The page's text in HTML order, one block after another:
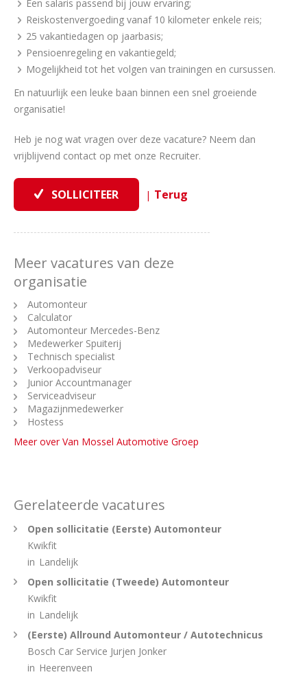
Een salaris passend bij jouw ervaring;
Reiskostenvergoeding vanaf 10 kilometer enkele reis;
25 vakantiedagen op jaarbasis;
Pensioenregeling en vakantiegeld;
Mogelijkheid tot het volgen van trainingen en cursussen.
En natuurlijk een leuke baan binnen een snel groeiende
organisatie!
Heb je nog wat vragen over deze vacature? Neem dan
vrijblijvend contact op met onze Recruiter.
|
Meer vacatures van deze
organisatie
Automonteur
Calculator
Automonteur Mercedes-Benz
Medewerker Spuiterij
Technisch specialist
Verkoopadviseur
Junior Accountmanager
Serviceadviseur
Magazijnmedewerker
Hostess
Meer over Van Mossel Automotive Groep
Gerelateerde vacatures
Open sollicitatie (Eerste) Automonteur
Kwikfit
in Landelijk
Open sollicitatie (Tweede) Automonteur
Kwikfit
in Landelijk
(Eerste) Allround Automonteur / Autotechnicus
Bosch Car Service Jurjen Jonker
in Heerenveen